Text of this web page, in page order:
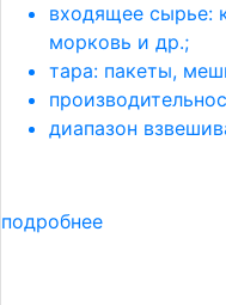
входящее сырье:
морковь и др.;
тара: пакеты,
диапазон
подробнее